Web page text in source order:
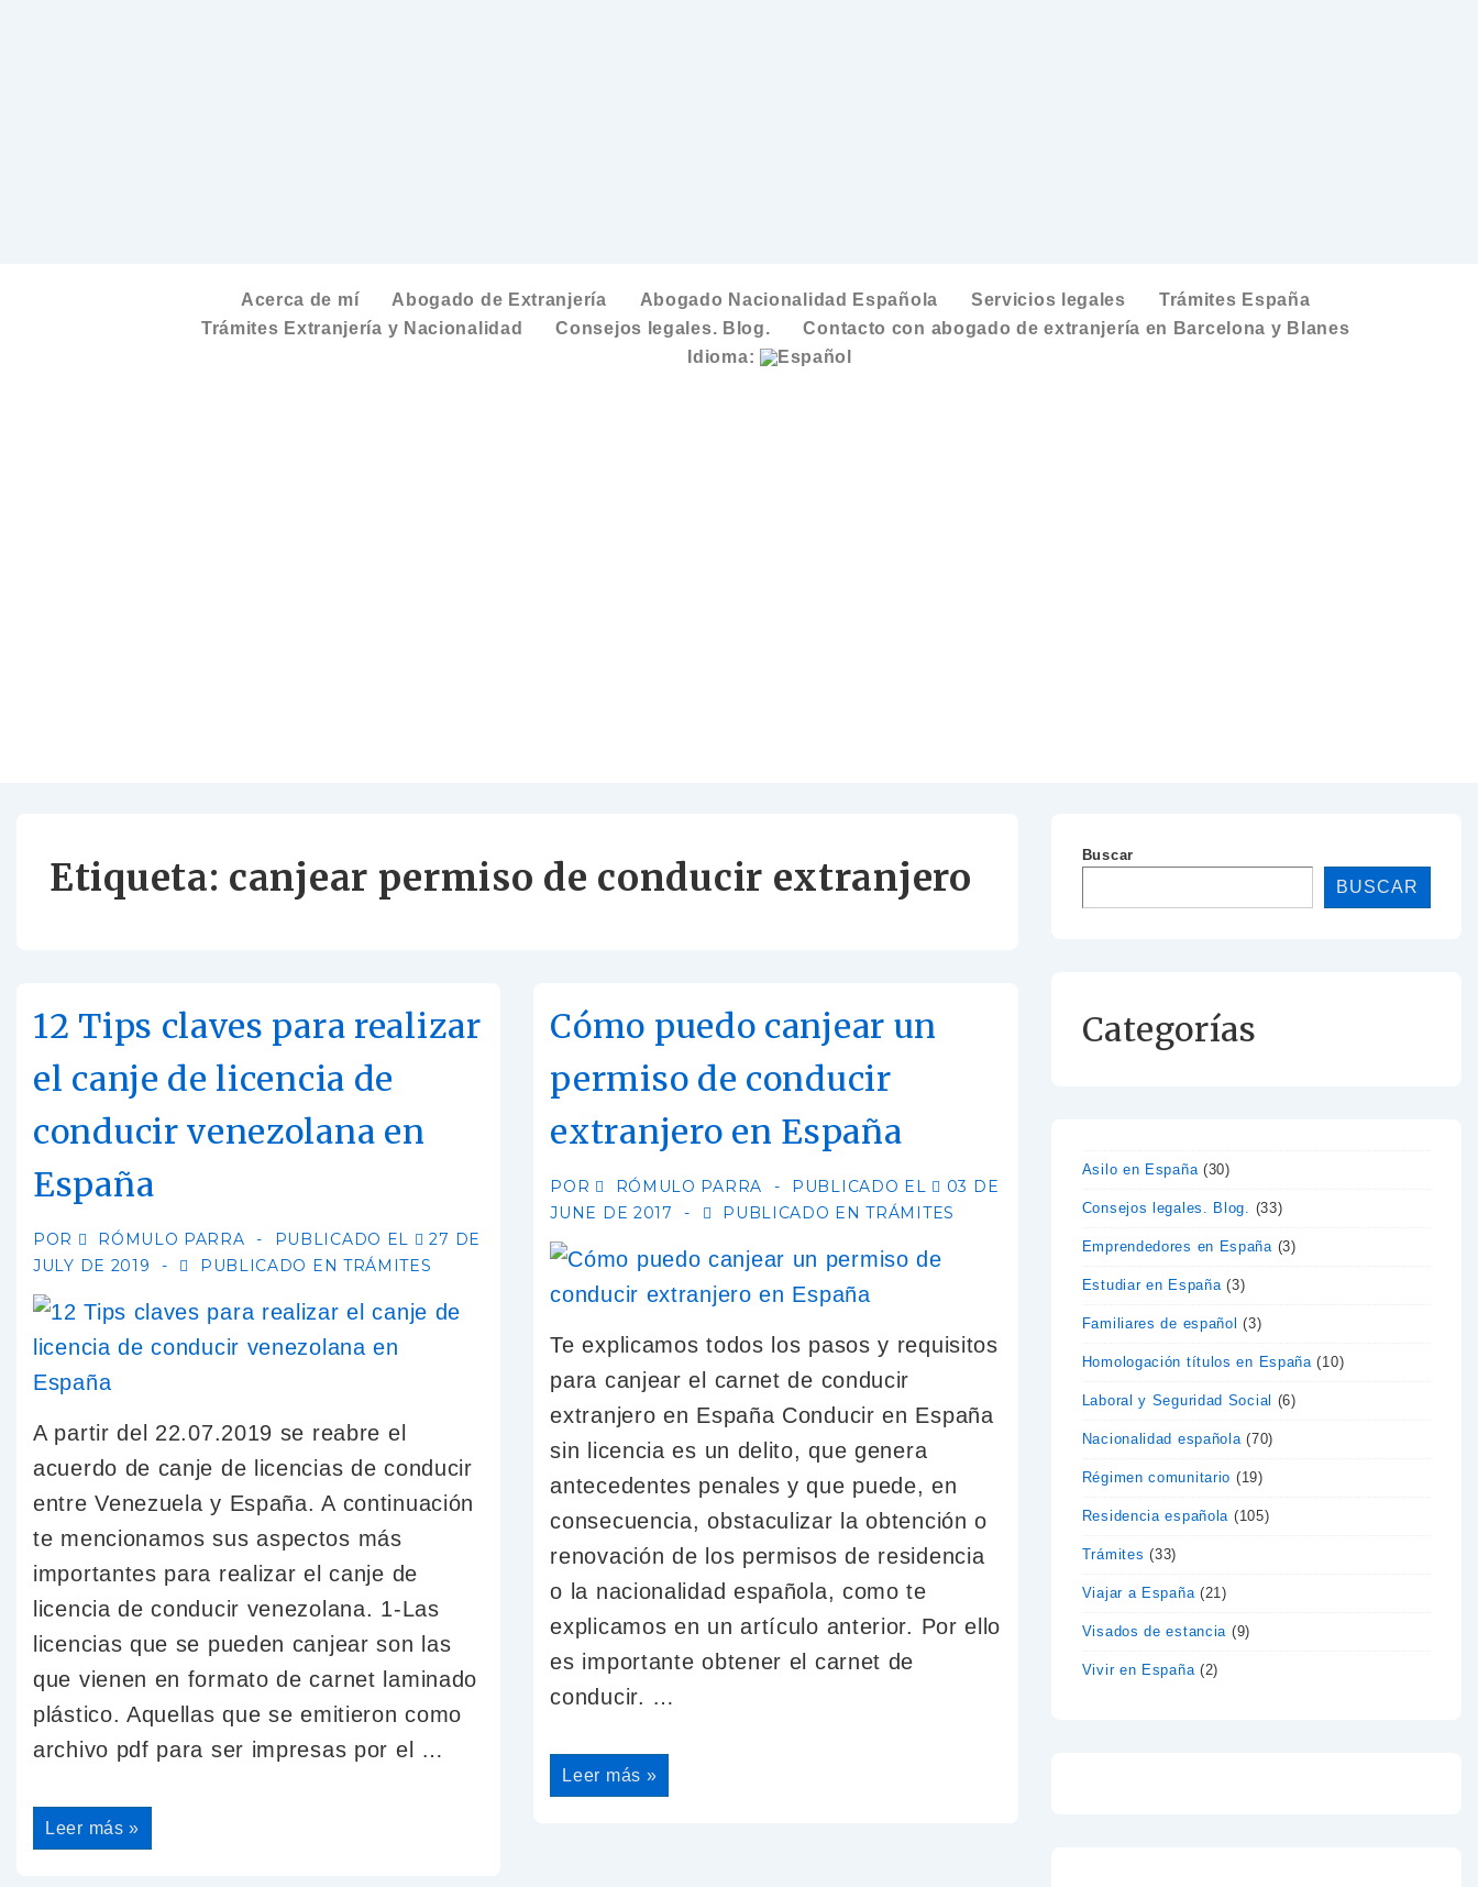
Acerca de mí Abogado de Extranjería Abogado Nacionalidad Española Servicios legales
Trámites España
Trámites Extranjería y Nacionalidad
Consejos legales. Blog.
Contacto con abogado de extranjería en Barcelona y Blanes
Idioma:
Etiqueta: canjear permiso de conducir extranjero
12 Tips claves para realizar
el canje de licencia de
conducir venezolana en
España
POR RÓMULO PARRA PUBLICADO EL
27 DE
JULY DE 2019
PUBLICADO EN TRÁMITES
A partir del 22.07.2019 se reabre el
acuerdo de canje de licencias de conducir
entre Venezuela y España. A continuación
te mencionamos sus aspectos más
importantes para realizar el canje de
licencia de conducir venezolana. 1-Las
licencias que se pueden canjear son las
que vienen en formato de carnet laminado
plástico. Aquellas que se emitieron como
archivo pdf para ser impresas por el …
Leer más »
Cómo puedo canjear un
permiso de conducir
extranjero en España
POR RÓMULO PARRA PUBLICADO EL
03 DE
JUNE DE 2017
PUBLICADO ENTRÁMITES
Te explicamos todos los pasos y requisitos
para canjear el carnet de conducir
extranjero en España Conducir en España
sin licencia es un delito, que genera
antecedentes penales y que puede, en
consecuencia, obstaculizar la obtención o
renovación de los permisos de residencia
o la nacionalidad española, como te
explicamos en un artículo anterior. Por ello
es importante obtener el carnet de
conducir. …
Leer más »
Buscar
BUSCAR
Categorías
Asilo en España(30)
Consejos legales. Blog. (33)
Emprendedores en España(3)
Estudiar en España(3)
Familiares de español (3)
Homologación títulos en España(10)
Laboral y Seguridad Social (6)
Nacionalidad española(70)
Régimen comunitario (19)
Residencia española (105)
Trámites (33)
Viajar a España(21)
Visados de estancia (9)
Vivir en España(2)